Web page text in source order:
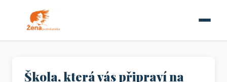
Škola, která vás připraví na